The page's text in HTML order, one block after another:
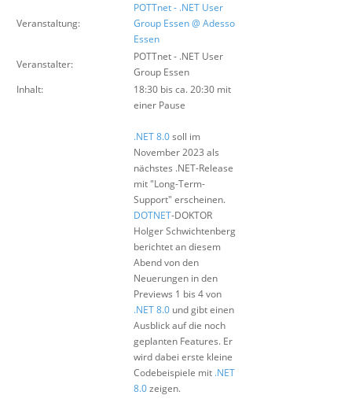
Veranstaltung:
POTTnet - .NET User
Group Essen @ Adesso
Essen
Veranstalter:
POTTnet - .NET User
Group Essen
Inhalt:
18:30 bis ca. 20:30 mit
einer Pause
.NET 8.0soll im
November 2023 als
nächstes .NET-Release
mit "Long-Term-
Support" erscheinen.
DOTNET-DOKTOR
Holger Schwichtenberg
berichtet an diesem
Abend von den
Neuerungen in den
Previews 1 bis 4 von
.NET 8.0 und gibt einen
Ausblick auf die noch
geplanten Features. Er
wird dabei erste kleine
Codebeispiele mit .NET
8.0zeigen.